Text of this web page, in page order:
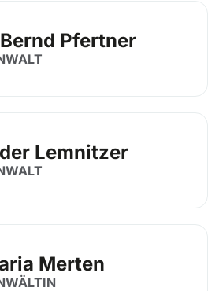
Pfertner
Lemnitzer
Merten